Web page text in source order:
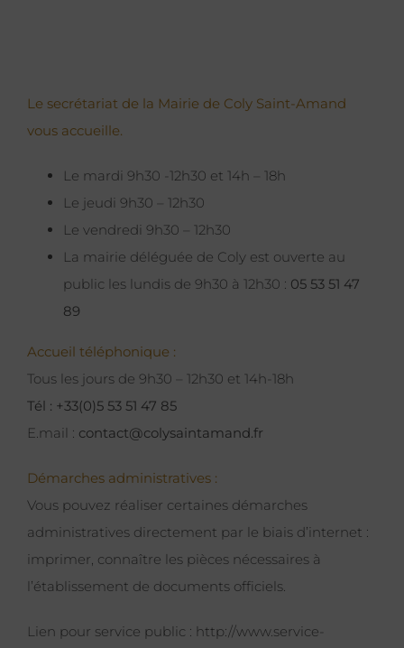
Le secrétariat de la Mairie de Coly Saint-Amand
vous accueille.
Le mardi 9h30 -12h30 et 14h – 18h
Le jeudi 9h30 – 12h30
Le vendredi 9h30 – 12h30
La mairie déléguée de Coly est ouverte au
public les lundis de 9h30 à 12h30 : 05 53 51 47
89
Accueil téléphonique :
Tous les jours de 9h30 – 12h30 et 14h-18h
Tél : +33(0)5 53 51 47 85
E.mail : contact@colysaintamand.fr
Démarches administratives :
Vous pouvez réaliser certaines démarches
administratives directement par le biais d’internet :
imprimer, connaître les pièces nécessaires à
l’établissement de documents officiels.
Lien pour service public : http://www.service-